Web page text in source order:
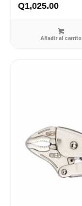
Q1,025.00
Añadir al carrito